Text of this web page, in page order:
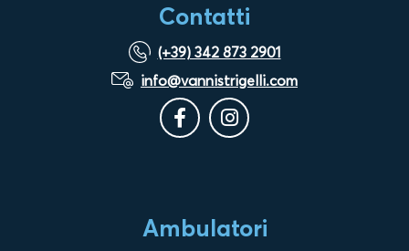
Contatti
(+39) 342 873 2901
info@vannistrigelli.com
Ambulatori